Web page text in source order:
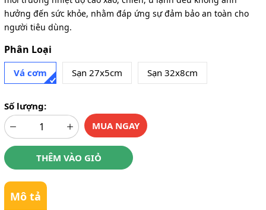
hưởng đến sức khỏe, nhằm đáp ứng sự đảm bảo an toàn cho
người tiêu dùng.
Phân Loại
Vá cơm Sạn 27x5cm Sạn 32x8cm
Số lượng:
MUA NGAY
THÊM VÀO GIỎ
Mô tả